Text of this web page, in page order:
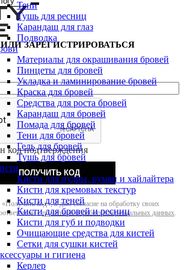
Тени
Тушь для ресниц
Карандаш для глаз
Подводка
Материалы для окрашивания бровей
Пинцеты для бровей
Укладка и ламинирование бровей
Краска для бровей
Средства для роста бровей
Карандаш для бровей
Помада для бровей
Тени для бровей
Гель для бровей
Тушь для бровей
Кисти для пудры, румян и хайлайтера
Кисти для кремовых текстур
Кисти для теней
Кисти для бровей и ресниц
Кисти для губ и подводки
Очищающие средства для кистей
Сетки для сушки кистей
и гигиена
Керлер
ЗАРЕГИСТРИРОВАТЬСЯ
код подтверждения
ПОЛУЧИТЬ КОД
код», я даю согласие на обработку своих
сполитикой обработки персональных данных.